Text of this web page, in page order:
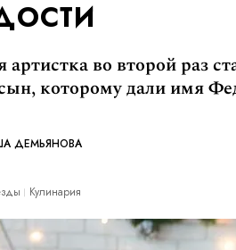
артистка во второй раз
которому дали имя
ДЕМЬЯНОВА
Кулинария